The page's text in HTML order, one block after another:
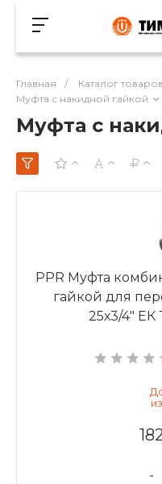
Главная / Каталог товаров
Муфта с накидной гайкой
Муфта с
PPR Муфта
гайкой для
25х3/4" ЕК
-